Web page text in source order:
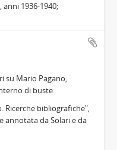
1936-1940;
su Mario Pagano,
di buste:
Ricerche bibliografiche",
annotata da Solari e da